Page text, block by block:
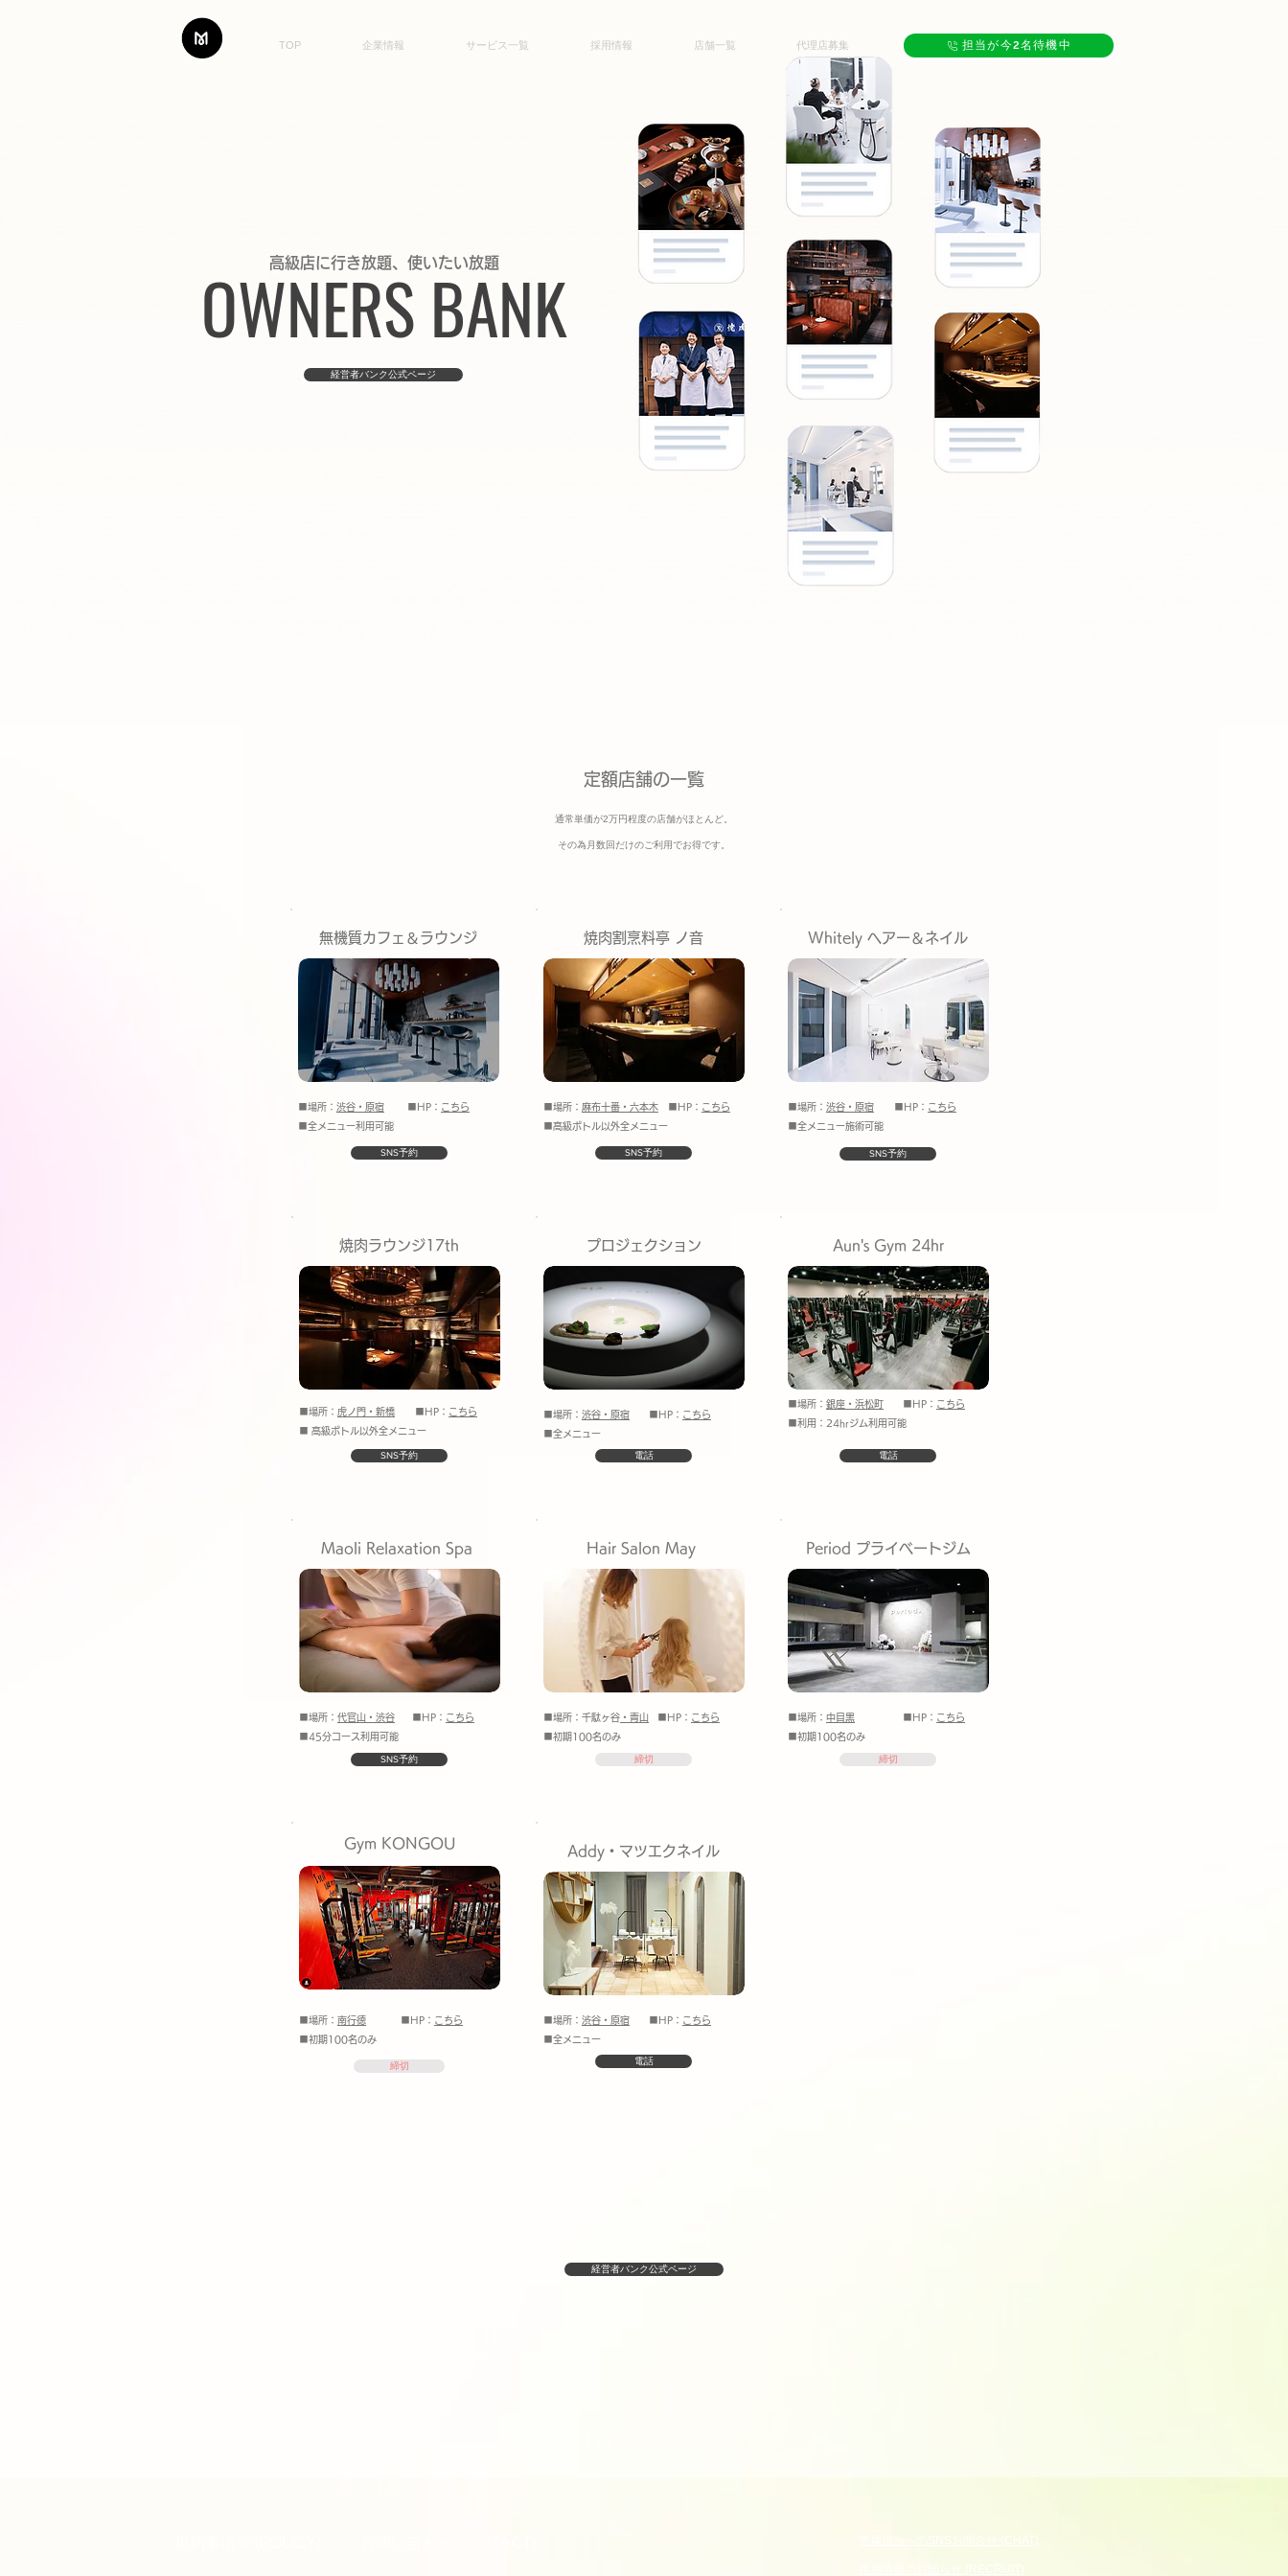
TOP 企業情報 サービス一覧 採用情報 店舗一覧 代理店募集 担当が今2名待機中
OWNERS BANK
高級店に行き放題、使いたい放題
経営者バンク公式ページ
定額店舗の一覧
通常単価が2万円程度の店舗がほとんど。
その為月数回​だけのご利用でお得です。
無機質カフェ＆ラウンジ
■場所： 渋谷・原宿 ■HP： こちら
■全メニュー利用可能
SNS予約
焼肉割烹料亭 ノ音
■場所： 麻布十番・六本木 ■HP： こちら
■高級ボトル以外全メニュー
SNS予約
Whitely ヘアー＆ネイル
■場所： 渋谷・原宿 ■HP： こちら
■全メニュー施術可能
SNS予約
焼肉ラウンジ17th
■場所： 虎ノ門・新橋 ■HP： こちら
■ 高級ボトル以外全メニュー
SNS予約
プロジェクション
■場所： 渋谷・原宿 ■HP： こちら
■全メニュー
電話
Aun's Gym 24hr
■場所： 銀座・浜松町 ■HP： こちら
■利用：24hrジム利用可能
電話
Maoli Relaxation Spa
■場所： 代官山・渋谷 ■HP： こちら
■45分コース利用可能
SNS予約
Hair Salon May
■場所：千駄ヶ谷 ・青山 ■HP： こちら
■初期100名のみ
締切
Period プライベートジム
■場所： 中目黒 ■HP： こちら
■初期100名のみ
締切
Gym KONGOU
■場所： 南行徳 ■HP： こちら
■初期100名のみ
締切
Addy・マツエクネイル
■場所： 渋谷・原宿 ■HP： こちら
■全メニュー
電話
経営者バンク公式ページ
専属担当へのSNSお問合せ (CHAT)